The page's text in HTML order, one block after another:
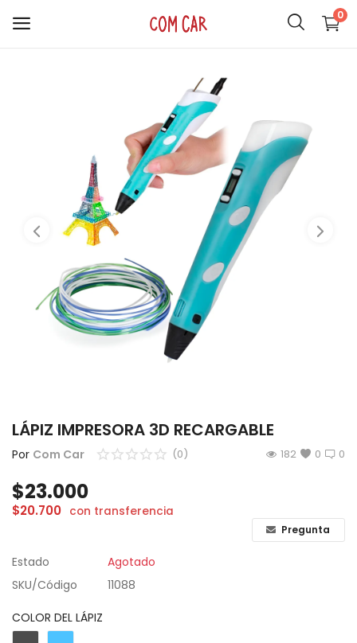
0
SMARTWATCH
COMPUTACIÓN
ILUMINACIÓN
GAMING
INFANTIL
Lista de deseos
Acceso
Localización
LÁPIZ IMPRESORA 3D RECARGABLE
Por Com Car 0
(0) 0
182
$23.000
$20.700 con transferencia
Pregunta
Estado
Agotado
SKU/Código
11088
COLOR DEL LÁPIZ